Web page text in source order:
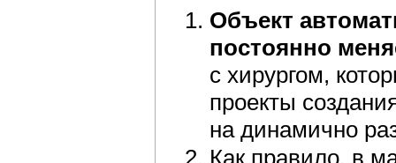
Объект
постоянно
с хирургом,
проекты
на динамично
Как правило, в